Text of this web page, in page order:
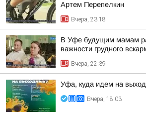
Артем Перепелкин
Вчера, 23:18
В Уфе будущим мамам
важности грудного
Вчера, 22:39
Уфа, куда идем на
Вчера, 18:03